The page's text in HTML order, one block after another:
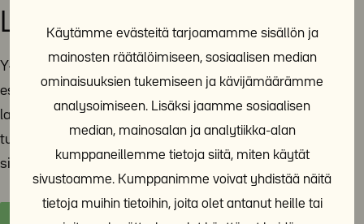
Käytämme evästeitä tarjoamamme sisällön ja
mainosten räätälöimiseen, sosiaalisen median
ominaisuuksien tukemiseen ja kävijämäärämme
analysoimiseen. Lisäksi jaamme sosiaalisen
median, mainosalan ja analytiikka-alan
kumppaneillemme tietoja siitä, miten käytät
sivustoamme. Kumppanimme voivat yhdistää näitä
tietoja muihin tietoihin, joita olet antanut heille tai
Lausunnot ja vaikuttaminen
Y-Säätiö jakaa tietoa ja asiantuntemustaan päättäjille
esimerkiksi lausuntojen avulla. Tänne sivulle on koottu
lausuntoja ja muita yhteiskunnallista vaikuttamistyötä
tukevia materiaaleja. Y-Säätiö on poliittisesti
sitoutumaton ja voittoa tavoittelematon toimija.